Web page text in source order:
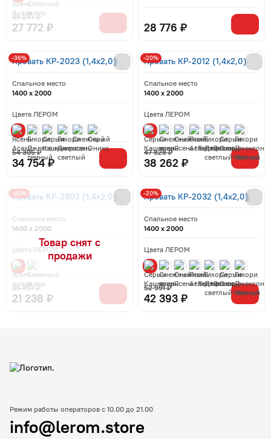
27 772 ₽
46 287 ₽
28 776 ₽
Кровать КР-2023 (1,4x2,0)
Спальное место
1400 x 2000
Цвета ЛЕРОМ
34 754 ₽
54 305 ₽
-36% Кровать КР-2012 (1,4x2,0)
Спальное место
1400 x 2000
Цвета ЛЕРОМ
38 262 ₽
47 828 ₽
-20%
Кровать КР-2802 (1,4x2,0)
Спальное место
1400 x 2000
Цвета ЛЕРОМ
21 238 ₽
35 397 ₽
-40% Кровать КР-2032 (1,4x2,0)
Спальное место
1400 x 2000
Цвета ЛЕРОМ
42 393 ₽
52 991 ₽
-20%
Режим работы операторов с 10.00 до 21.00
info@lerom.store